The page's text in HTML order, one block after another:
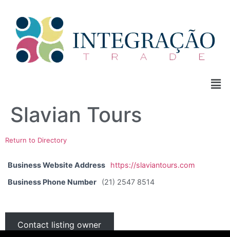
Slavian Tours
Return to Directory
Business Website Address
https://slaviantours.com
Business Phone Number
(21) 2547 8514
Contact listing owner